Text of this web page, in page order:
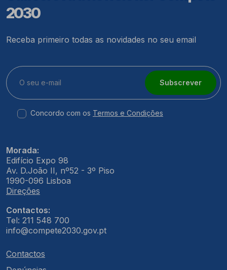
2030
Receba primeiro todas as novidades no seu email
Subscrever
Concordo com os Termos e Condições
Morada:
Edifício Expo 98
Av. D.João II, nº52 - 3º Piso
1990-096 Lisboa
Direções
Contactos:
Tel: 211 548 700
info@compete2030.gov.pt
Contactos